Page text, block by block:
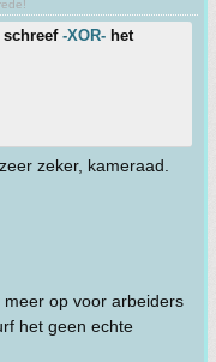
schreef -XOR- het
zeker, kameraad.
op voor arbeiders
het geen echte